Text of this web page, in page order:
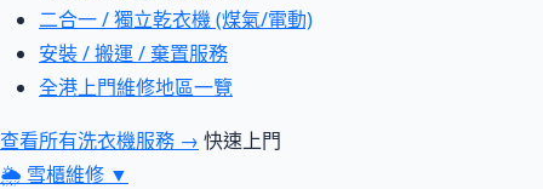
二合一 / 獨立乾衣機 (煤氣/電動)
安裝 / 搬運 / 棄置服務
全港上門維修地區一覽
查看所有洗衣機服務 → 快速上門
🌦 雪櫃維修 ▼